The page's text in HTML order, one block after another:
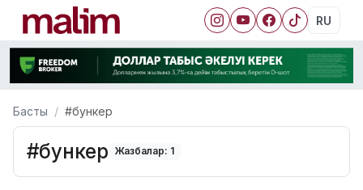
RU
Басты #бункер
#бункер Жазбалар: 1